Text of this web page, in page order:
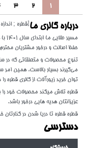
1
2
3
درباره گالری ما [قطره ;
حفظ اصالت و درخور مشتریان
تنوع محصولات و متعلقاتی که در
می‌گیرند بسیار بالاست. همین امر
توان خرید زیورآلات از گالری قطره
قطره تلاش میکند محصولات خود را
عزیزانتان هدیه هایی درخور باشد.
قطره قطره تا دریا شدن در کنارتان
دسترسی